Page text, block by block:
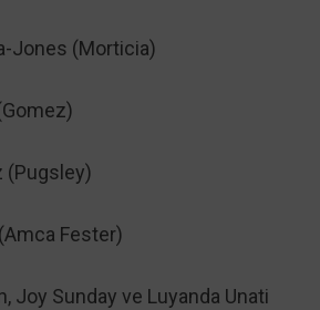
Jones (Morticia)
(Pugsley)
Fester)
Joy Sunday ve Luyanda Unati